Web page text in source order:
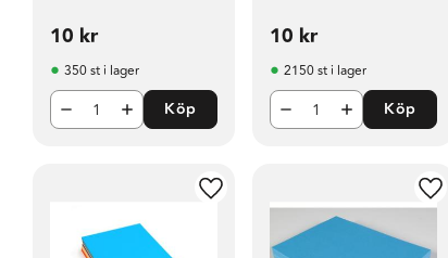
10 kr
350 st i lager
Köp
10 kr
2150 st i lager
Köp
Lägg till i favoriter